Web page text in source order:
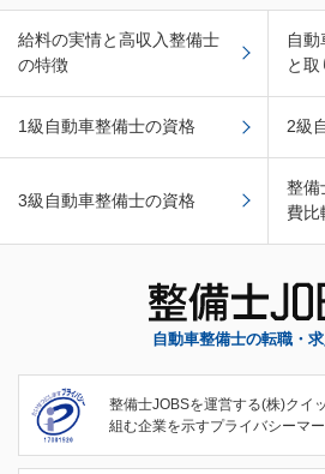
給料の実情と高収入整備士
の特徴
自
と取
1級自動車整備士の資格 2級
3級自動車整備士の資格
整備
費比
自動車整備士の転職・
整備士JOBSを運営する(株)クイ
組む企業を示すプライバシーマ